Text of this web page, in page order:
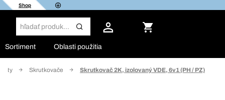
Shop
Sortiment Oblasti použitia
bity Skrutkovače Skrutkovač 2K, izolovaný VDE, 6v1 (PH / PZ)